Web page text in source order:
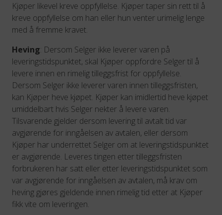
Kjøper likevel kreve oppfyllelse. Kjøper taper sin rett til å
kreve oppfyllelse om han eller hun venter urimelig lenge
med å fremme kravet.
Heving: Dersom Selger ikke leverer varen på
leveringstidspunktet, skal Kjøper oppfordre Selger til å
levere innen en rimelig tilleggsfrist for oppfyllelse.
Dersom Selger ikke leverer varen innen tilleggsfristen,
kan Kjøper heve kjøpet. Kjøper kan imidlertid heve kjøpet
umiddelbart hvis Selger nekter å levere varen.
Tilsvarende gjelder dersom levering til avtalt tid var
avgjørende for inngåelsen av avtalen, eller dersom
Kjøper har underrettet Selger om at leveringstidspunktet
er avgjørende. Leveres tingen etter tilleggsfristen
forbrukeren har satt eller etter leveringstidspunktet som
var avgjørende for inngåelsen av avtalen, må krav om
heving gjøres gjeldende innen rimelig tid etter at Kjøper
fikk vite om leveringen.